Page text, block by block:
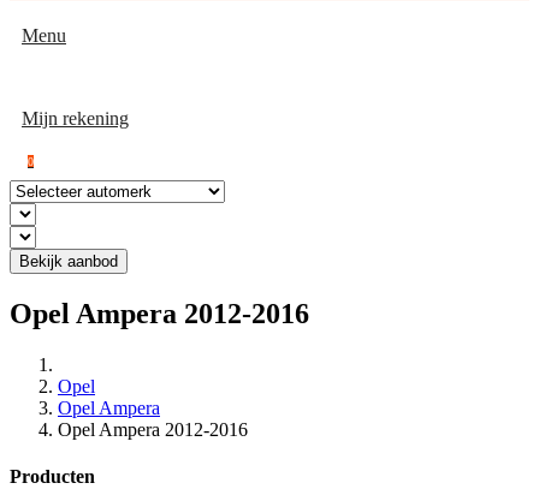
Menu
Mijn rekening
0
Bekijk aanbod
Opel Ampera 2012-2016
Opel
Opel Ampera
Opel Ampera 2012-2016
Producten